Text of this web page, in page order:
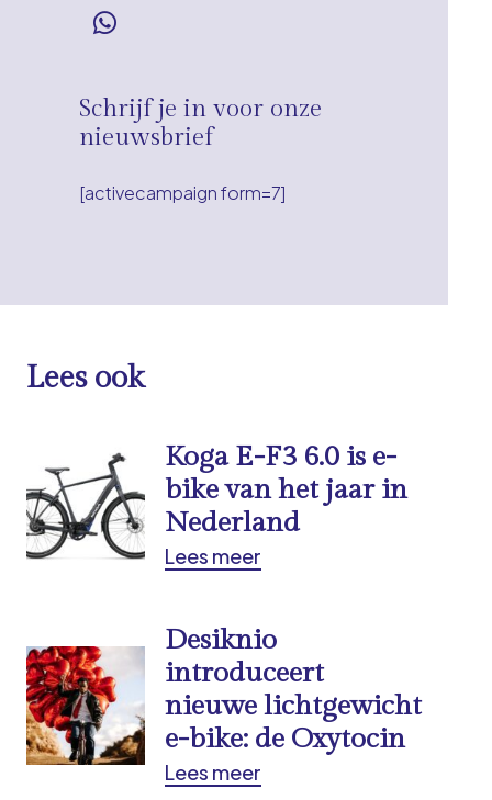
Schrijf je in voor onze
nieuwsbrief
[activecampaign form=7]
Lees ook
Koga E-F3 6.0 is e-
bike van het jaar in
Nederland
Lees meer
Desiknio
introduceert
nieuwe lichtgewicht
e-bike: de Oxytocin
Lees meer